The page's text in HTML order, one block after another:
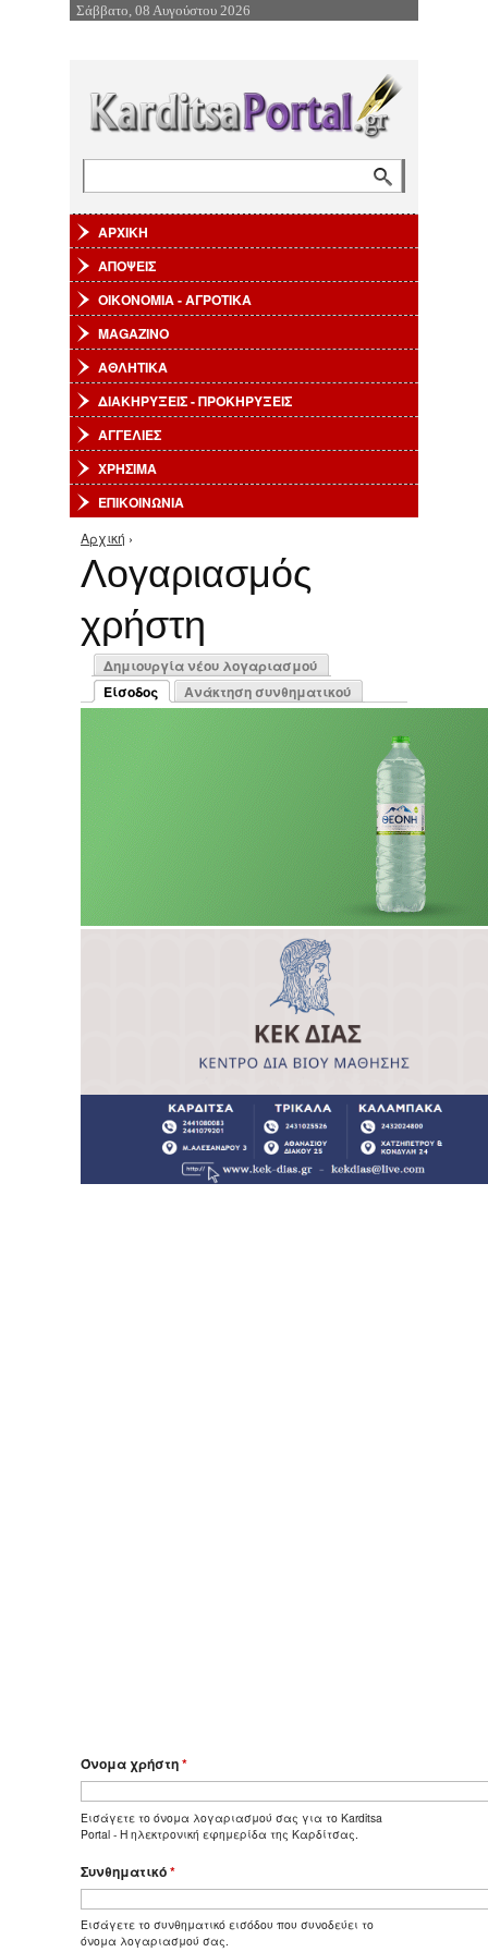
Επιστροφή στην Πλοήγηση
Σάββατο, 08 Αυγούστου 2026
ΑΡΧΙΚΗ
ΑΠΟΨΕΙΣ
ΟΙΚΟΝΟΜΙΑ - ΑΓΡΟΤΙΚΑ
MAGAZINO
ΑΘΛΗΤΙΚΑ
ΔΙΑΚΗΡΥΞΕΙΣ - ΠΡΟΚΗΡΥΞΕΙΣ
ΑΓΓΕΛΙΕΣ
ΧΡΗΣΙΜΑ
ΕΠΙΚΟΙΝΩΝΙΑ
Είστε εδώ
Αρχική ›
Λογαριασμός
χρήστη
Πρωτεύουσες καρτέλες
Δημιουργία νέου λογαριασμού
Είσοδος
(ενεργή καρτέλα)
Ανάκτηση συνθηματικού
Όνομα χρήστη*
Εισάγετε το όνομα λογαριασμού σας για το Karditsa
Portal - Η ηλεκτρονική εφημερίδα της Καρδίτσας.
Συνθηματικό*
Εισάγετε το συνθηματικό εισόδου που συνοδεύει το
όνομα λογαριασμού σας.